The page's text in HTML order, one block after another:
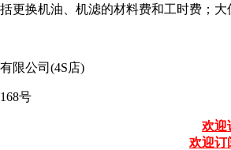
更换机油、机滤的材料费和工时费；
限公司(4S店)
号
欢迎
欢迎订